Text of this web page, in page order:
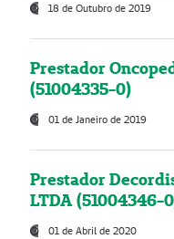
18 de Outubro de 2019
Prestador
(51004335-0)
01 de Janeiro de 2019
Prestador
LTDA (51004346-
01 de Abril de 2020